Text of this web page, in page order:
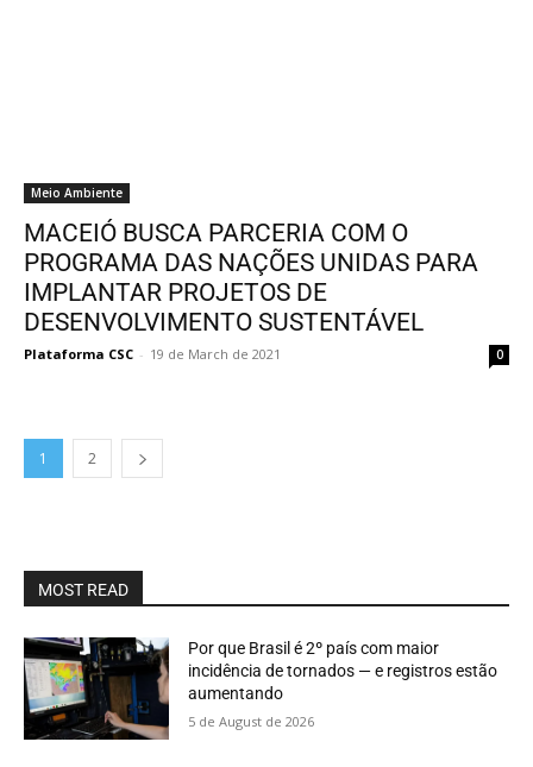
Meio Ambiente
MACEIÓ BUSCA PARCERIA COM O
PROGRAMA DAS NAÇÕES UNIDAS PARA
IMPLANTAR PROJETOS DE
DESENVOLVIMENTO SUSTENTÁVEL
Plataforma CSC - 19 de March de 2021 0
1 2
MOST READ
Por que Brasil é 2º país com maior
incidência de tornados — e registros estão
aumentando
5 de August de 2026